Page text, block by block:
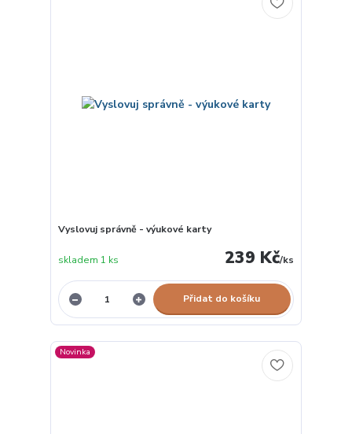
Vyslovuj správně - výukové karty
239 Kč/ks
skladem 1 ks
Přidat do košíku
Novinka